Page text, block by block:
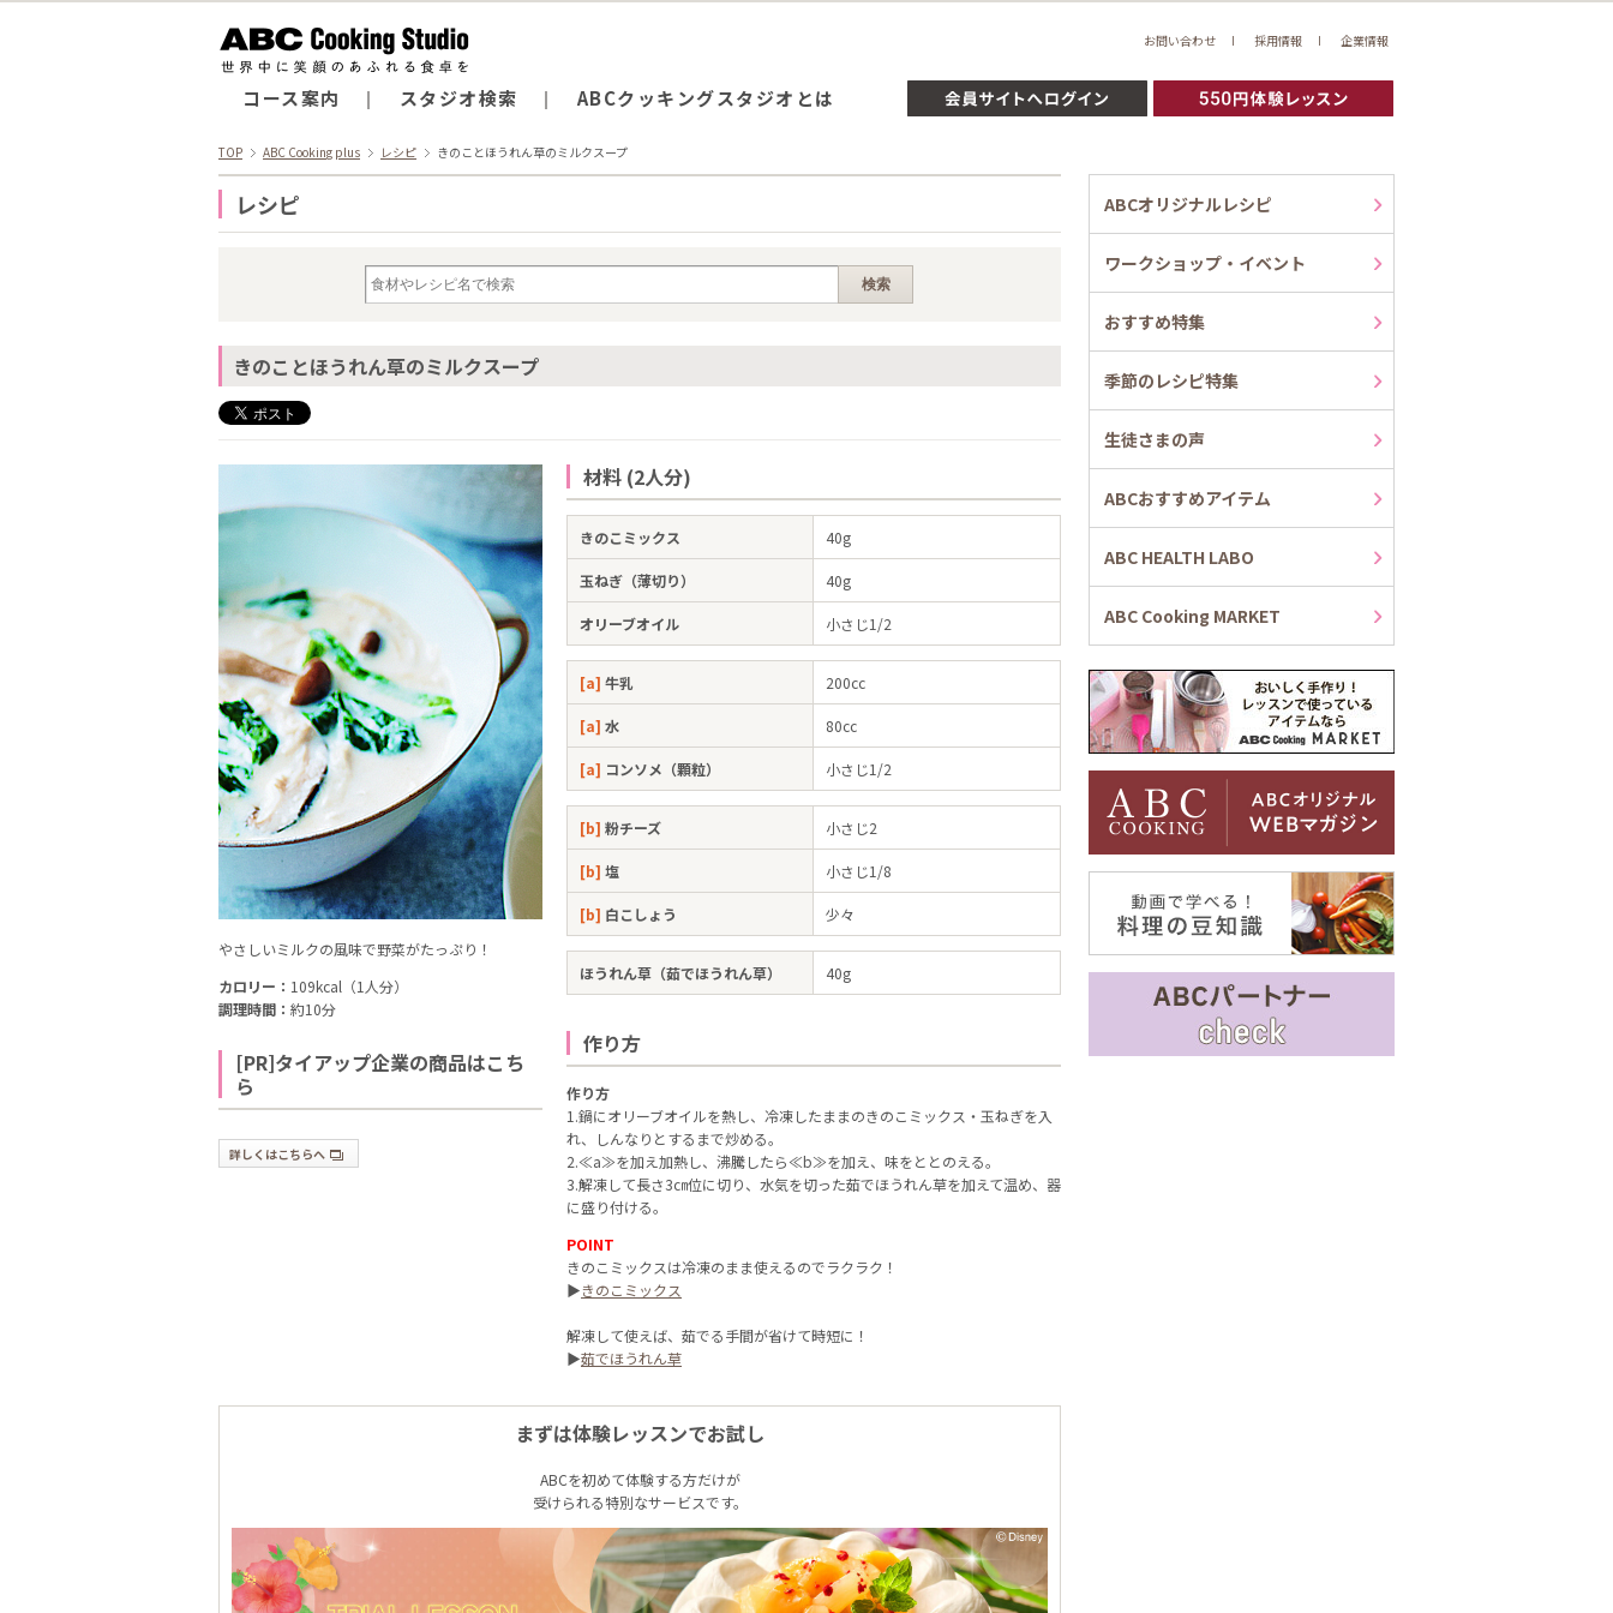
コース案内 スタジオ検索 ABCクッキングスタジオとは
お問い合わせ 採用情報 企業情報
TOP ABC Cooking plus レシピ きのことほうれん草のミルクスープ
レシピ
きのことほうれん草のミルクスープ
やさしいミルクの風味で野菜がたっぷり！
カロリー： 109kcal（1人分）
調理時間： 約10分
[PR]タイアップ企業の商品はこち
ら
詳しくはこちらへ
材料 (2人分)
きのこミックス 40g
玉ねぎ（薄切り） 40g
オリーブオイル 小さじ1/2
[a] 牛乳 200cc
[a] 水 80cc
[a] コンソメ（顆粒） 小さじ1/2
[b] 粉チーズ 小さじ2
[b] 塩 小さじ1/8
[b] 白こしょう 少々
ほうれん草（茹でほうれん草） 40g
作り方
作り方
1.鍋にオリーブオイルを熱し、冷凍したままのきのこミックス・玉ねぎを入
れ、しんなりとするまで炒める。
2.≪a≫を加え加熱し、沸騰したら≪b≫を加え、味をととのえる。
3.解凍して長さ3㎝位に切り、水気を切った茹でほうれん草を加えて温め、器
に盛り付ける。
POINT
きのこミックスは冷凍のまま使えるのでラクラク！
▶きのこミックス
解凍して使えば、茹でる手間が省けて時短に！
▶茹でほうれん草
まずは体験レッスンでお試し
ABCを初めて体験する方だけが
受けられる特別なサービスです。
ABCオリジナルレシピ
ワークショップ・イベント
おすすめ特集
季節のレシピ特集
生徒さまの声
ABCおすすめアイテム
ABC HEALTH LABO
ABC Cooking MARKET